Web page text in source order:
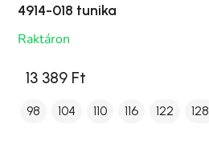
4914-018 tunika
Raktáron
13 389 Ft
98 104 110 116 122 128